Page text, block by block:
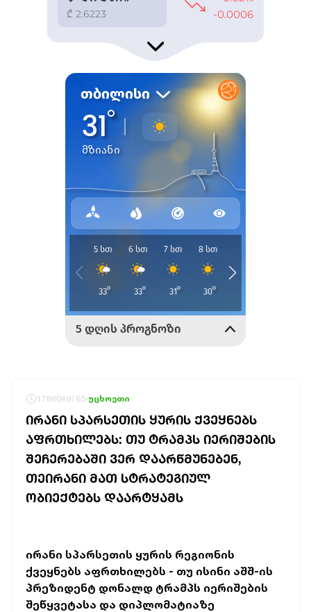
1786049765 უცხოეთი
ᲘᲠᲐᲜᲘ ᲡᲞᲐᲠᲡᲔᲗᲘᲡ ᲧᲣᲠᲘᲡ ᲥᲕᲔᲧᲜᲔᲑᲡ
ᲐᲤᲠᲗᲮᲘᲚᲔᲑᲡ: ᲗᲣ ᲢᲠᲐᲛᲞᲡ ᲘᲔᲠᲘᲨᲔᲑᲘᲡ
ᲨᲔᲩᲔᲠᲔᲑᲐᲨᲘ ᲕᲔᲠ ᲓᲐᲐᲠᲬᲛᲣᲜᲔᲑᲔᲜ,
ᲗᲔᲘᲠᲐᲜᲘ ᲛᲐᲗ ᲡᲢᲠᲐᲢᲔᲒᲘᲣᲚ
ᲝᲑᲘᲔᲥᲢᲔᲑᲡ ᲓᲐᲐᲠᲢᲧᲐᲛᲡ
ირანი სპარსეთის ყურის რეგიონის
ქვეყნებს აფრთხილებს - თუ ისინი აშშ-ის
პრეზიდენტ დონალდ ტრამპს იერიშების
შეწყვეტასა და დიპლომატიაზე